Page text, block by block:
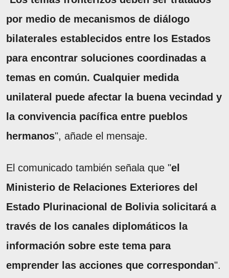
por medio de mecanismos de diálogo
bilaterales establecidos entre los Estados
para encontrar soluciones coordinadas a
temas en común. Cualquier medida
unilateral puede afectar la buena vecindad y
la convivencia pacífica entre pueblos
hermanos", añade el mensaje.
El comunicado también señala que "el
Ministerio de Relaciones Exteriores del
Estado Plurinacional de Bolivia solicitará a
través de los canales diplomáticos la
información sobre este tema para
emprender las acciones que correspondan".